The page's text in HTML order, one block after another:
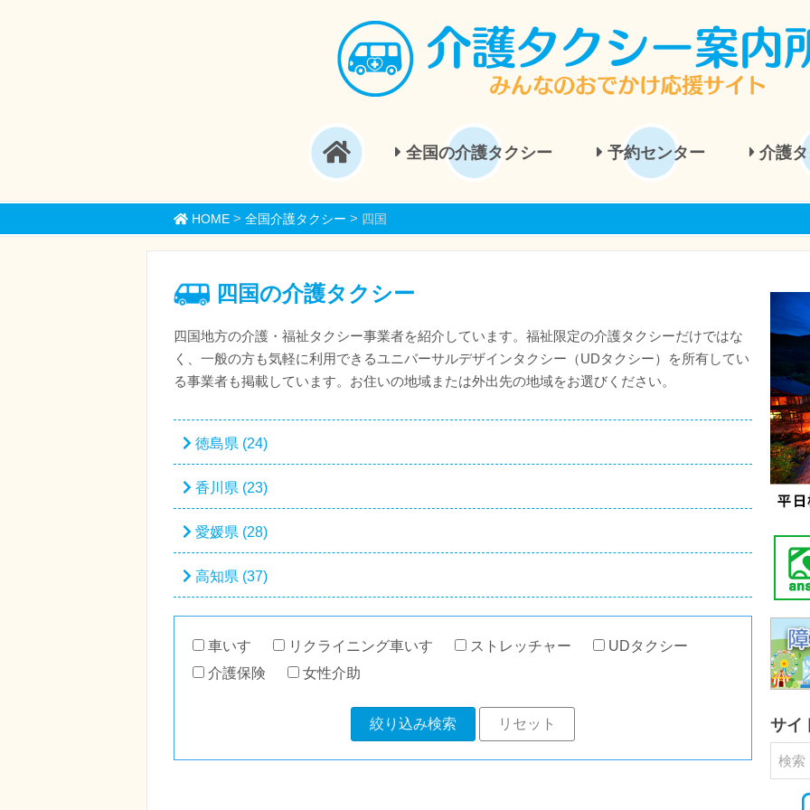
全国の介護タクシー 予約センター 介護
HOME> 全国介護タクシー > 四国
四国の介護タクシー
四国地方の介護・福祉タクシー事業者を紹介しています。福祉限定の介護タクシーだけではな
く、一般の方も気軽に利用できるユニバーサルデザインタクシー（UDタクシー）を所有してい
る事業者も掲載しています。お住いの地域または外出先の地域をお選びください。
徳島県 (24)
香川県 (23)
愛媛県 (28)
高知県 (37)
車いす リクライニング車いす ストレッチャー
UDタクシー
介護保険
女性介助
絞り込み検索 リセット サイ